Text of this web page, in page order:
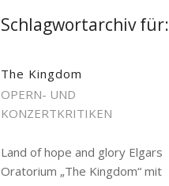
Schlagwortarchiv für:
The Kingdom
OPERN- UND
KONZERTKRITIKEN
Land of hope and glory Elgars
Oratorium „The Kingdom“ mit